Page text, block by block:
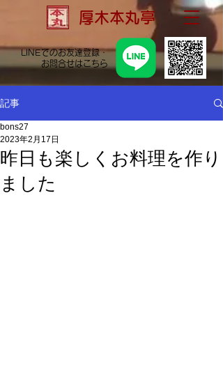
厚木本丸亭
LINEでのお友達登録・
お問合せはこちら
記事
昨日も楽しくお料理を作り
ました
bons27
2023年2月17日